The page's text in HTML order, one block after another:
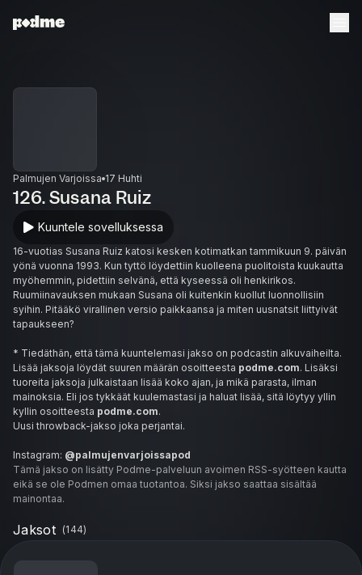
Palmujen Varjoissa 17 Huhti
126. Susana Ruiz
Kuuntele sovelluksessa
16-vuotias Susana Ruiz katosi kesken kotimatkan tammikuun 9. päivän
yönä vuonna 1993. Kun tyttö löydettiin kuolleena puolitoista kuukautta
myöhemmin, pidettiin selvänä, että kyseessä oli henkirikos.
Ruumiinavauksen mukaan Susana oli kuitenkin kuollut luonnollisiin
syihin. Pitääkö virallinen versio paikkaansa ja miten uusnatsit liittyivät
tapaukseen?
* Tiedäthän, että tämä kuuntelemasi jakso on podcastin alkuvaiheilta.
Lisää jaksoja löydät suuren määrän osoitteesta podme.com. Lisäksi
tuoreita jaksoja julkaistaan lisää koko ajan, ja mikä parasta, ilman
mainoksia. Eli jos tykkäät kuulemastasi ja haluat lisää, sitä löytyy yllin
kyllin osoitteesta podme.com.
Uusi throwback-jakso joka perjantai.
Instagram: @palmujenvarjoissapod
Facebook:Palmujen Varjoissa
Host: Jenna Tuhkanen /@jennaclaudia
Sähköposti:
Lähdeluettelo:
Tämä jakso on lisätty Podme-palveluun avoimen RSS-syötteen kautta
eikä se ole Podmen omaa tuotantoa. Siksi jakso saattaa sisältää
mainontaa.
Jaksot (144)